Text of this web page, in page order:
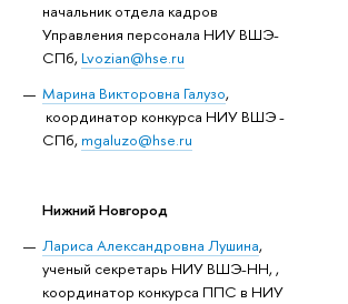
начальник отдела кадров
Управления персонала НИУ ВШЭ-
СПб, Lvozian@hse.ru
Марина Викторовна Галузо,
координатор конкурса НИУ ВШЭ -
СПб, mgaluzo@hse.ru
Нижний Новгород
Лариса Александровна Лушина,
ученый секретарь НИУ ВШЭ-НН, ,
координатор конкурса ППС в НИУ